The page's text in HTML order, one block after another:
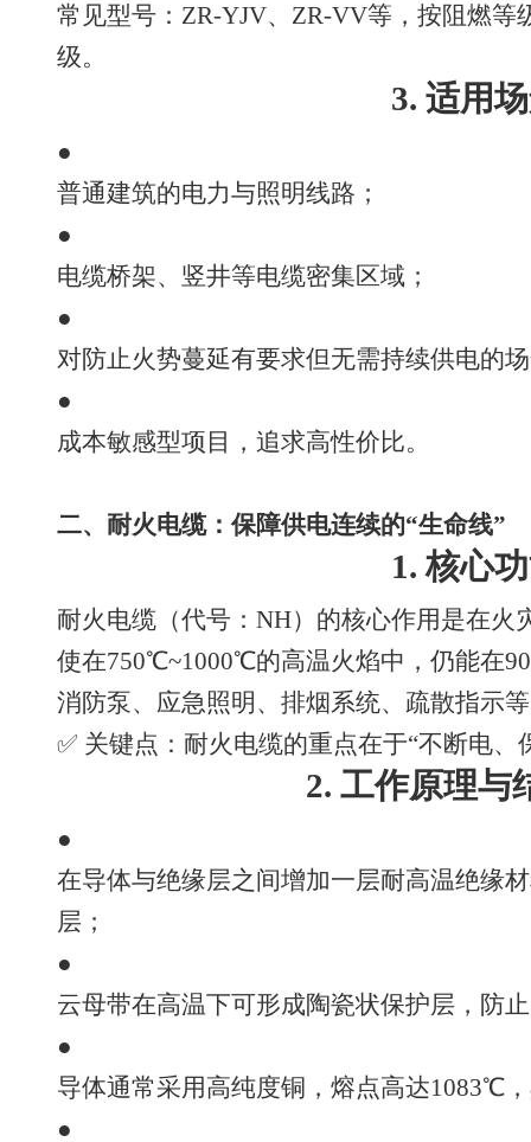
常见型号：ZR-YJV、ZR-VV等，按阻燃等
级。
3. 适用
●
普通建筑的电力与照明线路；
●
电缆桥架、竖井等电缆密集区域；
●
对防止火势蔓延有要求但无需持续供电的
●
成本敏感型项目，追求高性价比。
二、耐火电缆：保障供电连续的“生命线”
1. 核心
耐火电缆（代号：NH）的核心作用是在火
使在750℃~1000℃的高温火焰中，仍能在
消防泵、应急照明、排烟系统、疏散指示
✅ 关键点：耐火电缆的重点在于“不断电、
2. 工作原理与
●
在导体与绝缘层之间增加一层耐高温绝缘
层；
●
云母带在高温下可形成陶瓷状保护层，防
●
导体通常采用高纯度铜，熔点高达1083℃
●